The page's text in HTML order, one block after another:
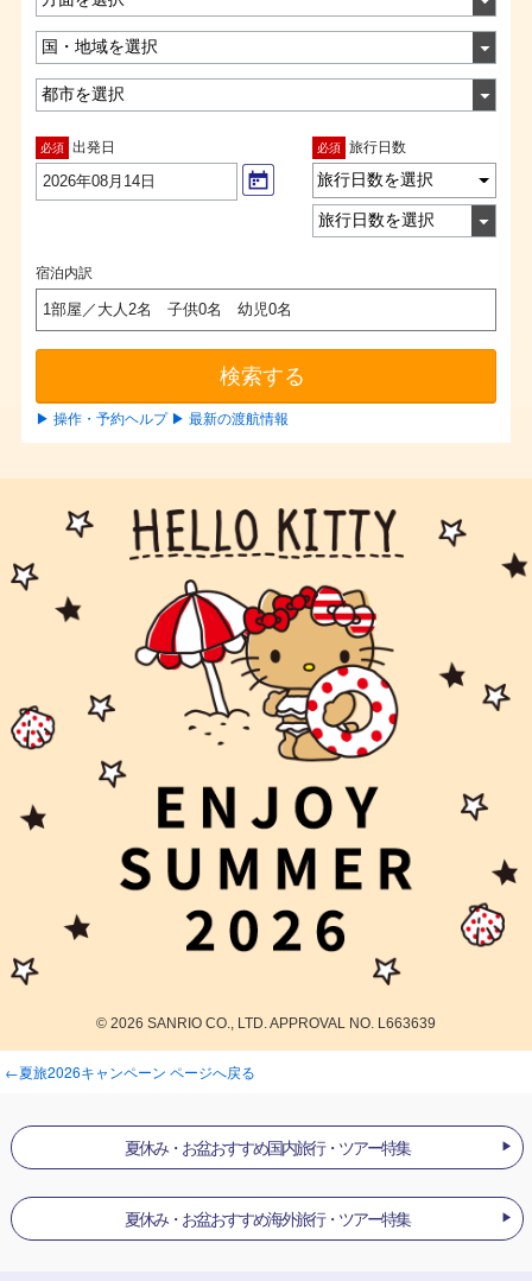
ご利用いただけなくなりますのでご注意ください。
有効期限が過ぎた場合は、ご利用いただけなくなりますのでご
マイクーポン獲得後、会員が条件を満たしていなかった場合
約やマイクーポンご利用における注意事項のルール等に違反が
あった場合は、当社は会員が保持するマイクーポンの一部また
取り消されたマイクーポンについては一切責任を負いません。
会員が会員の地位を喪失した場合は、会員が保有するマイクー
ポンはすべて失効します。
他の割引との併用はできません。
必須 出発日
2026年08月14日
必須 旅行日数
旅行日数を選択
宿泊内訳
1部屋／大人2名 子供0名 幼児0名
検索する
▶ 操作・予約ヘルプ ▶ 最新の渡航情報
© 2026 SANRIO CO., LTD. APPROVAL NO. L663639
←夏旅2026キャンペーン ページへ戻る
夏休み・お盆おすすめ国内旅行・ツアー特集
夏休み・お盆おすすめ海外旅行・ツアー特集